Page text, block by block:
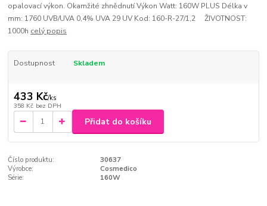
opalovací výkon. Okamžité zhnědnutí Výkon Watt: 160W PLUS Délka v
mm: 1760 UVB/UVA 0,4% UVA 29 UV Kod: 160-R-27/1,2 ŽIVOTNOST:
1000h celý popis
Dostupnost Skladem
433 Kč/ks
358 Kč bez DPH
Přidat do košíku
Číslo produktu:
30637
Výrobce:
Cosmedico
Série:
160W